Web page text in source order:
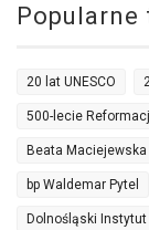
Popularne
20 lat UNESCO
500-lecie
Beata Maciejewska
bp Waldemar Pytel
Dolnośląski